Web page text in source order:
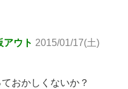
アウト 2015/01/17(土)
おかしくないか？